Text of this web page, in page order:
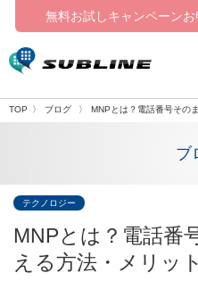
無料お試しキャンペーン
TOP ブログ MNPとは？電話番号その
ブ
テクノロジー
MNPとは？電話番
える方法・メリッ